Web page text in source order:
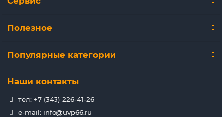
Полезное
Популярные категории
Наши контакты
тел: +7 (343) 226-41-26
e-mail: info@uvp66.ru